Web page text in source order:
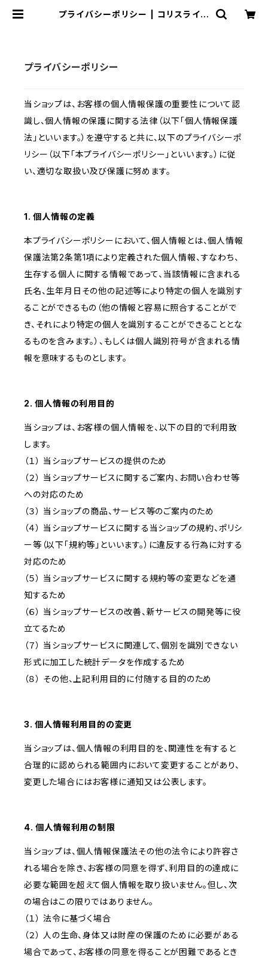
プライバシーポリシー | コリスライブ
プライバシーポリシー
当ショップは、お客様の個人情報保護の重要性について認
識し、個人情報の保護に関する法律（以下「個人情報保護
法」といいます。）を遵守すると共に、以下のプライバシーポ
リシー（以下「本プライバシーポリシー」といいます。）に従
い、適切な取扱い及び保護に努めます。
1. 個人情報の定義
本プライバシーポリシーにおいて、個人情報とは、個人情報
保護法第2条第1項により定義された個人情報、すなわち、
生存する個人に関する情報であって、当該情報に含まれる
氏名、生年月日その他の記述等により特定の個人を識別す
ることができるもの（他の情報と容易に照合することがで
き、それにより特定の個人を識別することができることとな
るものを含みます。）、もしくは個人識別符号が含まれる情
報を意味するものとします。
2. 個人情報の利用目的
当ショップは、お客様の個人情報を、以下の目的で利用致
します。
（１） 当ショップサービスの提供のため
（２） 当ショップサービスに関するご案内、お問い合わせ等
への対応のため
（３） 当ショップの商品、サービス等のご案内のため
（４） 当ショップサービスに関する当ショップの規約、ポリシ
ー等（以下「規約等」といいます。）に違反する行為に対する
対応のため
（５） 当ショップサービスに関する規約等の変更などを通
知するため
（６） 当ショップサービスの改善、新サービスの開発等に役
立てるため
（７） 当ショップサービスに関連して、個別を識別できない
形式に加工した統計データを作成するため
（８） その他、上記利用目的に付随する目的のため
3. 個人情報利用目的の変更
当ショップは、個人情報の利用目的を、関連性を有すると
合理的に認められる範囲内において変更することがあり、
変更した場合にはお客様に通知又は公表します。
4. 個人情報利用の制限
当ショップは、個人情報保護法その他の法令により許容さ
れる場合を除き、お客様の同意を得ず、利用目的の達成に
必要な範囲を超えて個人情報を取り扱いません。但し、次
の場合はこの限りではありません。
（１） 法令に基づく場合
（２） 人の生命、身体又は財産の保護のために必要がある
場合であって、お客様の同意を得ることが困難であるとき